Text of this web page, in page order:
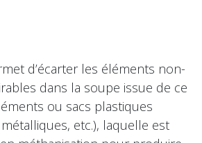
d’écarter les éléments non-
dans la soupe issue de ce
ou sacs plastiques
etc.), laquelle est